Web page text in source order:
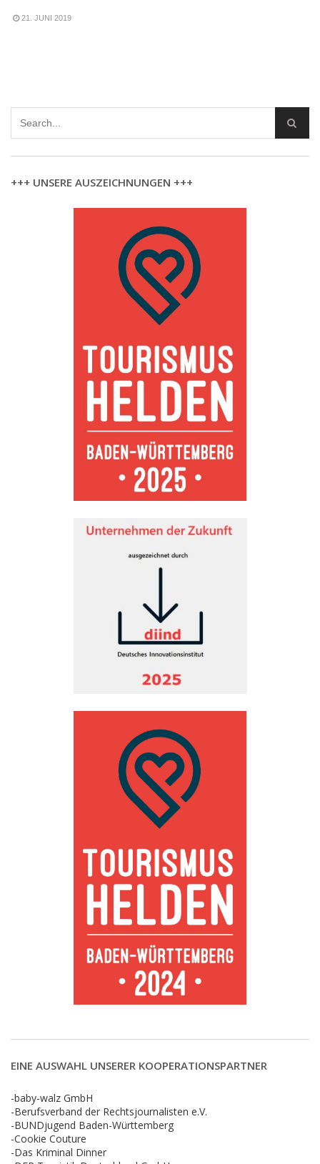
21. JUNI 2019
+++ UNSERE AUSZEICHNUNGEN +++
EINE AUSWAHL UNSERER KOOPERATIONSPARTNER
-baby-walz GmbH
-Berufsverband der Rechtsjournalisten e.V.
-BUNDjugend Baden-Württemberg
-Cookie Couture
-Das Kriminal Dinner